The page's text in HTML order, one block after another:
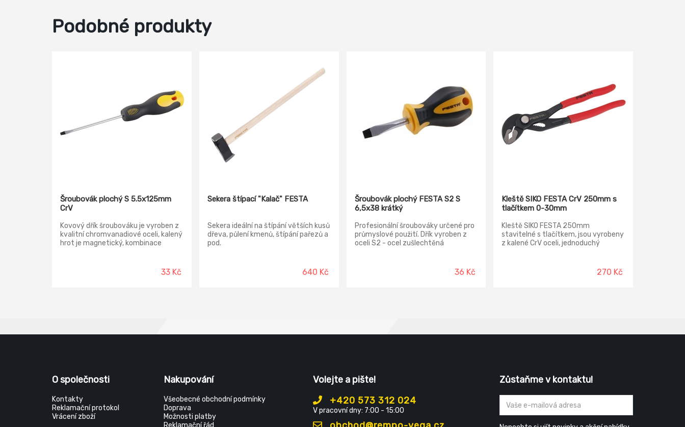
Podobné produkty
Šroubovák plochý S 5.5x125mm
CrV
Kovový dřík šroubováku je vyroben z
kvalitní chromvanadiové oceli, kalený
hrot je magnetický, kombinace
antiskluzové vlastnosti a dobrou33 Kč
Sekera štípací "Kalač" FESTA
Sekera ideální na štípání větších kusů
dřeva, půlení kmenů, štípání pařezů a
pod.
640 Kč
Šroubovák plochý FESTA S2 S
6,5x38 krátký
Profesionální šroubováky určené pro
průmyslové použití. Dřík vyroben z
oceli S2 - ocel zušlechtěná
Ergonomická zdravotně nezávadná
36 Kč
Kleště SIKO FESTA CrV 250mm s
tlačítkem 0-30mm
Kleště SIKO FESTA 250mm
stavitelné s tlačítkem, jsou vyrobeny
z kalené CrV oceli, jednoduchý
stiskem jednoho tlačítka, odolný a
přesný aretační mechanismus, tvar
270 Kč
O společnosti
Kontakty
Reklamační protokol
Vrácení zboží
Nakupování
Všeobecné obchodní podmínky
Doprava
Možnosti platby
Reklamační řád
Volejte a pište!
+420 573 312 024
V pracovní dny: 7:00 - 15:00
Zůstaňme v kontaktu!